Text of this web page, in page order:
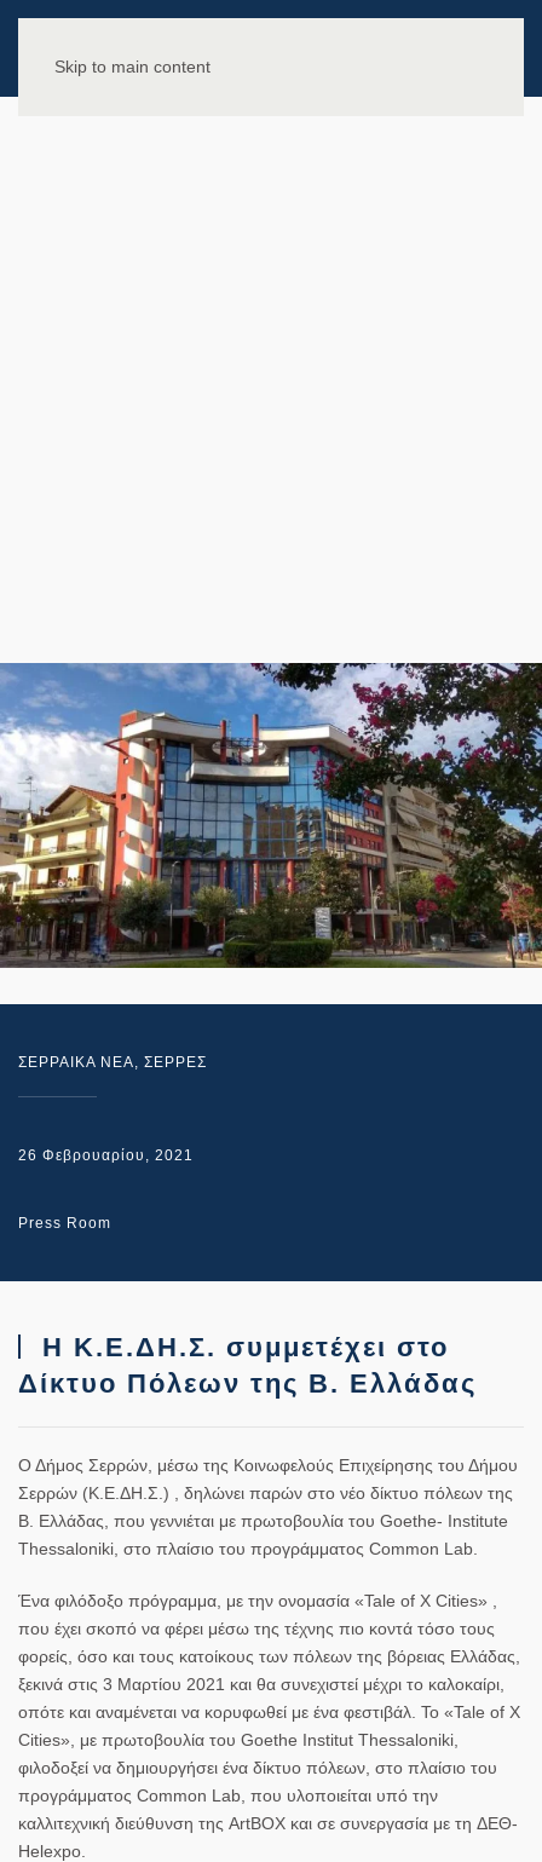
Skip to main content
ΣΕΡΡΑΙΚΑ ΝΕΑ, ΣΕΡΡΕΣ
26 Φεβρουαρίου, 2021
Press Room
Η Κ.Ε.ΔΗ.Σ. συμμετέχει στο
Δίκτυο Πόλεων της Β. Ελλάδας
Ο Δήμος Σερρών, μέσω της Κοινωφελούς Επιχείρησης του Δήμου
Σερρών (Κ.Ε.ΔΗ.Σ.) , δηλώνει παρών στο νέο δίκτυο πόλεων της
Β. Ελλάδας, που γεννιέται με πρωτοβουλία του Goethe- Institute
Thessaloniki, στο πλαίσιο του προγράμματος Common Lab.
Ένα φιλόδοξο πρόγραμμα, με την ονομασία «Tale of X Cities» ,
που έχει σκοπό να φέρει μέσω της τέχνης πιο κοντά τόσο τους
φορείς, όσο και τους κατοίκους των πόλεων της βόρειας Ελλάδας,
ξεκινά στις 3 Μαρτίου 2021 και θα συνεχιστεί μέχρι το καλοκαίρι,
οπότε και αναμένεται να κορυφωθεί με ένα φεστιβάλ. Το «Tale of X
Cities», με πρωτοβουλία του Goethe Institut Thessaloniki,
φιλοδοξεί να δημιουργήσει ένα δίκτυο πόλεων, στο πλαίσιο του
προγράμματος Common Lab, που υλοποιείται υπό την
καλλιτεχνική διεύθυνση της ArtBOX και σε συνεργασία με τη ΔΕΘ-
Helexpo.